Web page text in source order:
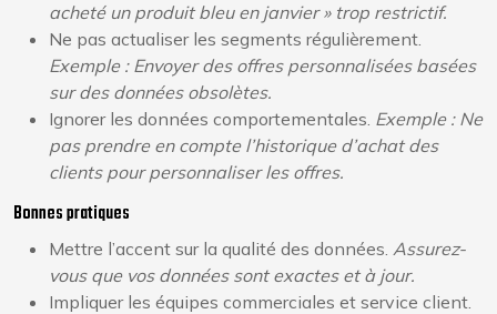
acheté un produit bleu en janvier » trop restrictif.
Ne pas actualiser les segments régulièrement.
Exemple : Envoyer des offres personnalisées basées
sur des données obsolètes.
Ignorer les données comportementales. Exemple : Ne
pas prendre en compte l’historique d’achat des
clients pour personnaliser les offres.
Bonnes pratiques
Mettre l’accent sur la qualité des données. Assurez-
vous que vos données sont exactes et à jour.
Impliquer les équipes commerciales et service client.